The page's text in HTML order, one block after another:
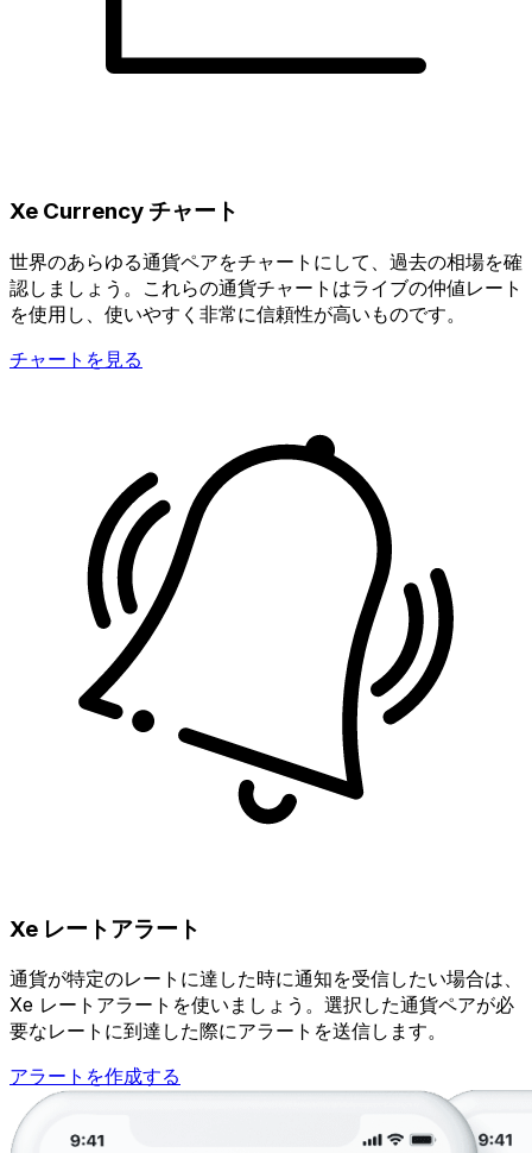
Xe Currency チャート
世界のあらゆる通貨ペアをチャートにして、過去の相場を確
認しましょう。これらの通貨チャートはライブの仲値レート
を使用し、使いやすく非常に信頼性が高いものです。
チャートを見る
Xe レートアラート
通貨が特定のレートに達した時に通知を受信したい場合は、
Xe レートアラートを使いましょう。選択した通貨ペアが必
要なレートに到達した際にアラートを送信します。
アラートを作成する